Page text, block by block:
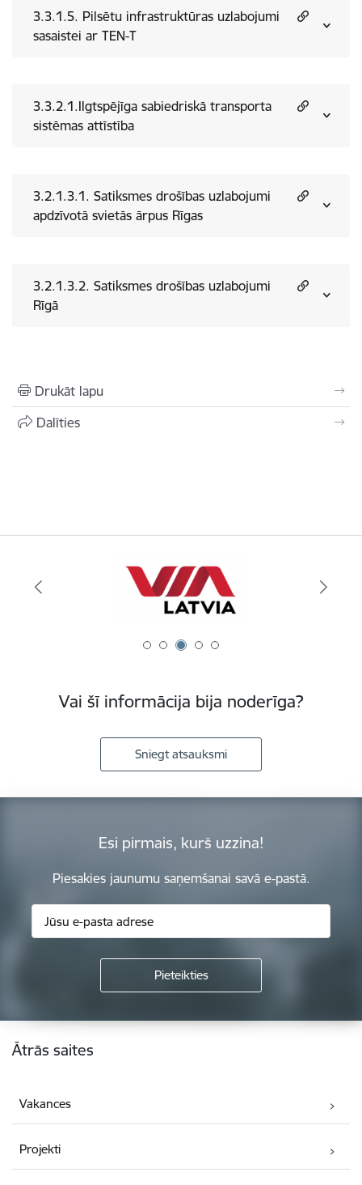
3.3.1.5. Pilsētu infrastruktūras uzlabojumi
sasaistei ar TEN-T
3.3.2.1.Ilgtspējīga sabiedriskā transporta
sistēmas attīstība
3.2.1.3.1. Satiksmes drošības uzlabojumi
apdzīvotā svietās ārpus Rīgas
3.2.1.3.2. Satiksmes drošības uzlabojumi
Rīgā
Drukāt lapu
Dalīties
Vai šī informācija bija noderīga?
Sniegt atsauksmi
Esi pirmais, kurš uzzina!
Piesakies jaunumu saņemšanai savā e-pastā.
Kājene
Ātrās saites
Vakances
Projekti